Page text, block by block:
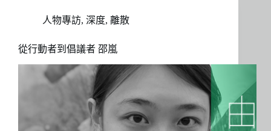
人物專訪, 深度, 離散
從行動者到倡議者 邵嵐